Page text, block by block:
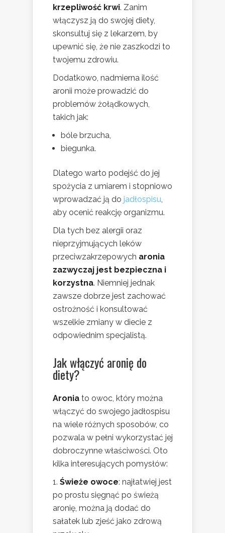
krzepliwość krwi. Zanim
włączysz ją do swojej diety,
skonsultuj się z lekarzem, by
upewnić się, że nie zaszkodzi to
twojemu zdrowiu.
Dodatkowo, nadmierna ilość
aronii może prowadzić do
problemów żołądkowych,
takich jak:
bóle brzucha,
biegunka.
Dlatego warto podejść do jej
spożycia z umiarem i stopniowo
wprowadzać ją do jadłospisu,
aby ocenić reakcję organizmu.
Dla tych bez alergii oraz
nieprzyjmujących leków
przeciwzakrzepowych aronia
zazwyczaj jest bezpieczna i
korzystna. Niemniej jednak
zawsze dobrze jest zachować
ostrożność i konsultować
wszelkie zmiany w diecie z
odpowiednim specjalistą.
Jak włączyć aronię do
diety?
Aronia to owoc, który można
włączyć do swojego jadłospisu
na wiele różnych sposobów, co
pozwala w pełni wykorzystać jej
dobroczynne właściwości. Oto
kilka interesujących pomysłów:
Świeże owoce: najłatwiej jest
po prostu sięgnąć po świeżą
aronię, można ją dodać do
sałatek lub zjeść jako zdrową